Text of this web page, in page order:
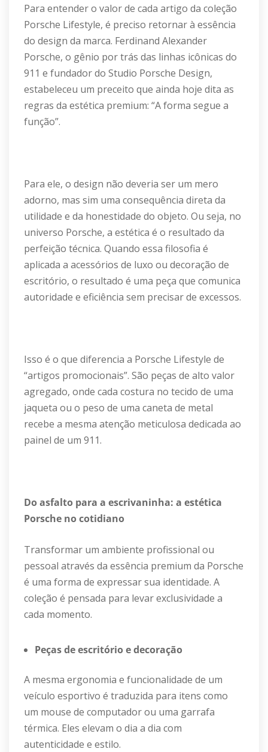
Para entender o valor de cada artigo da coleção
Porsche Lifestyle, é preciso retornar à essência
do design da marca. Ferdinand Alexander
Porsche, o gênio por trás das linhas icônicas do
911 e fundador do Studio Porsche Design,
estabeleceu um preceito que ainda hoje dita as
regras da estética premium: “A forma segue a
função”.
Para ele, o design não deveria ser um mero
adorno, mas sim uma consequência direta da
utilidade e da honestidade do objeto. Ou seja, no
universo Porsche, a estética é o resultado da
perfeição técnica. Quando essa filosofia é
aplicada a acessórios de luxo ou decoração de
escritório, o resultado é uma peça que comunica
autoridade e eficiência sem precisar de excessos.
Isso é o que diferencia a Porsche Lifestyle de
“artigos promocionais”. São peças de alto valor
agregado, onde cada costura no tecido de uma
jaqueta ou o peso de uma caneta de metal
recebe a mesma atenção meticulosa dedicada ao
painel de um 911.
Do asfalto para a escrivaninha: a estética
Porsche no cotidiano
Transformar um ambiente profissional ou
pessoal através da essência premium da Porsche
é uma forma de expressar sua identidade. A
coleção é pensada para levar exclusividade a
cada momento.
Peças de escritório e decoração
A mesma ergonomia e funcionalidade de um
veículo esportivo é traduzida para itens como
um mouse de computador ou uma garrafa
térmica. Eles elevam o dia a dia com
autenticidade e estilo.